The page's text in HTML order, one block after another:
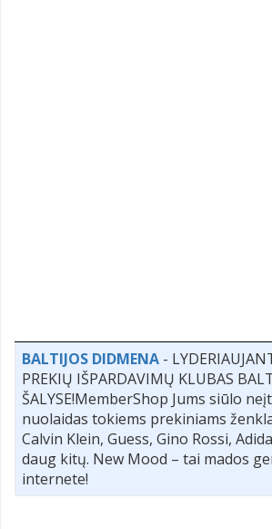
BALTIJOS DIDMENA -
PREKIŲ IŠPARDAVIMŲ KLUBAS
ŠALYSE!MemberShop Jums siūlo
nuolaidas tokiems prekiniams
Calvin Klein, Guess, Gino Rossi,
daug kitų. New Mood – tai mados
internete!